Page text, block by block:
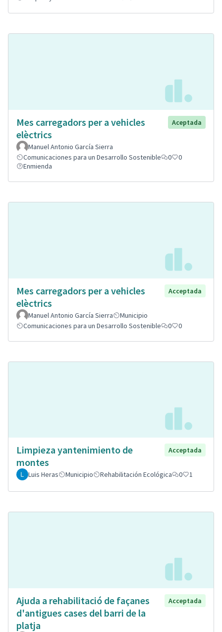
Mes carregadors per a vehicles
elèctrics
Aceptada
Manuel Antonio García Sierra
Comunicaciones para un Desarrollo Sostenible
0
0
Enmienda
Mes carregadors per a vehicles
elèctrics
Acceptada
Manuel Antonio García Sierra
Municipio
Comunicaciones para un Desarrollo Sostenible
0 0
Limpieza yantenimiento de
montes
Acceptada
Luis Heras Municipio Rehabilitación Ecológica 0 1
Ajuda a rehabilitació de façanes
d'antigues cases del barri de la
platja
Acceptada